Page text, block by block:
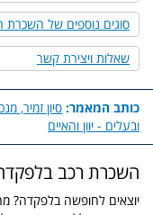
סוגים נוספים של השכרת
שאלות ויצירת קשר
כותב המאמר: סיון זמיר,
ובעלים - יוון והאיים
השכרת רכב
יוצאים לחופשה בלפקדה?